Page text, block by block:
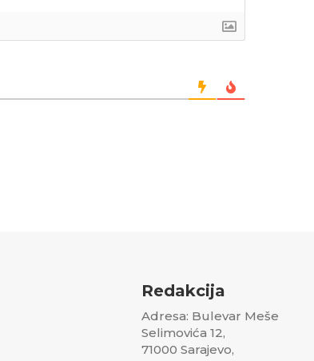
Redakcija
Adresa: Bulevar Meše
Selimovića 12,
71000 Sarajevo,